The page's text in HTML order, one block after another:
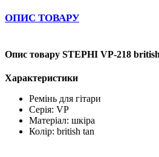
ОПИС ТОВАРУ
Опис товару STEPHI VP-218
Характеристики
Ремінь для гітари
Серія: VP
Матеріал: шкіра
Колір: british tan